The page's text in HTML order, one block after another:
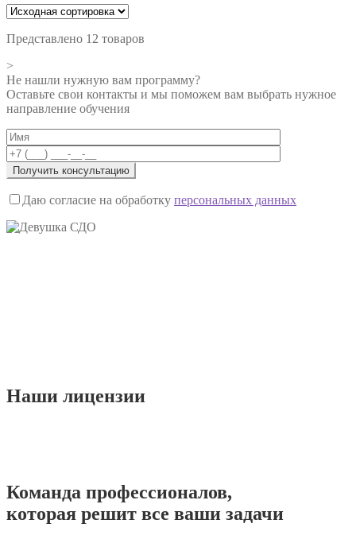
Представлено 12 товаров
>
Не нашли нужную вам программу?
Оставьте свои контакты и мы поможем вам выбрать нужное
направление обучения
Даю согласие на обработку персональных данных
Наши лицензии
Команда профессионалов,
которая решит все ваши задачи